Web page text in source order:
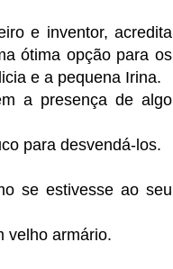
e inventor, acredita
ótima opção para os
e a pequena Irina.
a presença de algo
para desvendá-los.
se estivesse ao seu
velho armário.